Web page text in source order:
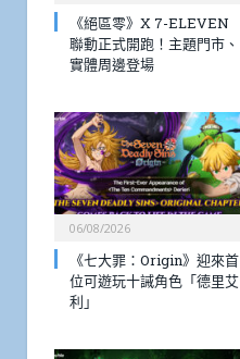
《絕區零》X 7-ELEVEN
聯動正式開跑！主題門市、
實體周邊登場
06/08/2026
《七大罪：Origin》迎來首
位可遊玩十誡角色「德里艾
利」